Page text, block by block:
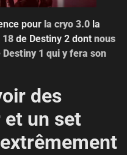
pour la cryo 3.0 la
18 de Destiny 2 dont nous
1 qui y fera son
des
un set